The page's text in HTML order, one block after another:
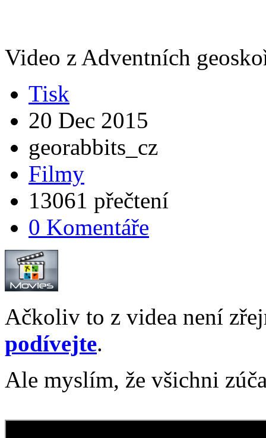
Video z Adventních
Tisk
20 Dec 2015
georabbits_cz
Filmy
13061 přečtení
0 Komentáře
Ačkoliv to z videa není
podívejte.
Ale myslím, že všichni